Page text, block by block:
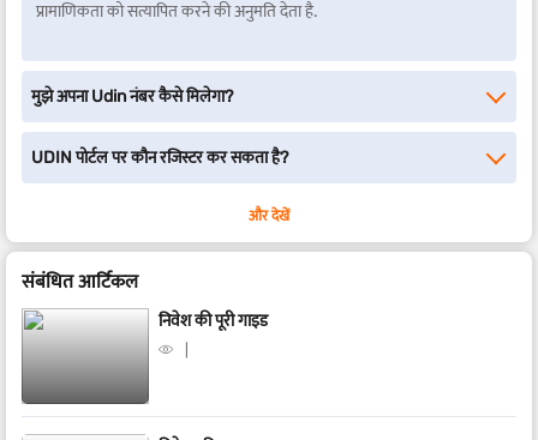
प्रामाणिकता को सत्यापित करने की अनुमति देता है.
मुझे अपना Udin नंबर कैसे मिलेगा?
UDIN पोर्टल पर कौन रजिस्टर कर सकता है?
और देखें
संबंधित आर्टिकल
निवेश की पूरी गाइड